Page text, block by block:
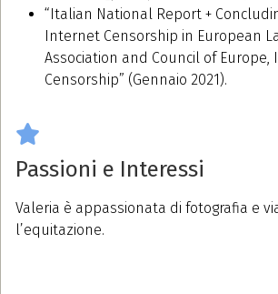
“Italian National Report +
Internet Censorship in European
Association and Council of
Censorship” (Gennaio 2021).
Passioni e Interessi
Valeria è appassionata di fotografia e
l’equitazione.